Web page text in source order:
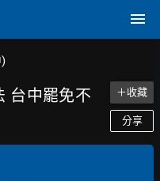
台中罷免不
＋收藏
分享